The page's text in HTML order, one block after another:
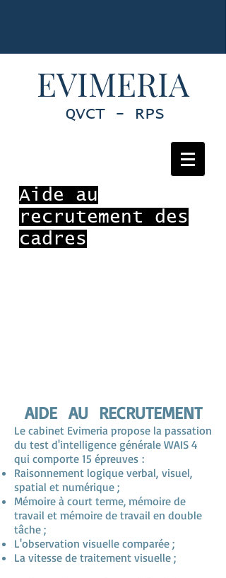
EVIMERIA
QVCT - RPS
Aide au
recrutement des
cadres
AIDE AU RECRUTEMENT
Le cabinet Evimeria propose la passation
du test d'intelligence générale WAIS 4
qui comporte 15 épreuves :
Raisonnement logique verbal, visuel,
spatial et numérique ;
Mémoire à court terme, mémoire de
travail et mémoire de travail en double
tâche ;
L'observation visuelle comparée ;
La vitesse de traitement visuelle ;